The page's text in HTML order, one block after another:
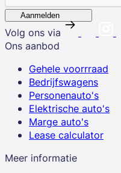
Aanmelden
Volg ons via
Ons aanbod
Gehele voorrraad
Bedrijfswagens
Personenauto's
Elektrische auto's
Marge auto's
Lease calculator
Meer informatie